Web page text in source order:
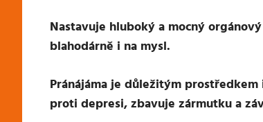
Nastavuje hluboký a mocný
blahodárně i na mysl.
Pránájáma je důležitým
proti depresi, zbavuje zármutku a